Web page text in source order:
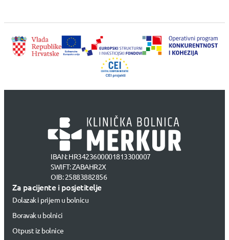
IBAN: HR3423600001813300007
SWIFT: ZABAHR2X
OIB: 25883882856
Za pacijente i posjetitelje
Dolazak i prijem u bolnicu
Boravak u bolnici
Otpust iz bolnice